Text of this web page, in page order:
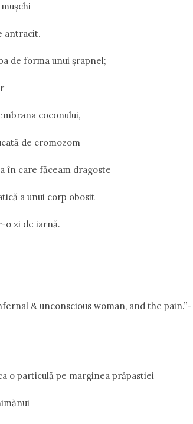
antracit.
de forma unui șrapnel;
coconului,
de cromozom
în care făceam dragoste
a unui corp obosit
o zi de iarnă.
& unconscious woman, and the
o particulă pe marginea prăpastiei